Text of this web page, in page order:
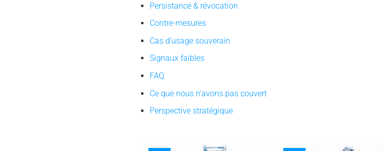
Persistance & révocation
Contre-mesures
Cas d’usage souverain
Signaux faibles
FAQ
Ce que nous n’avons pas couvert
Perspective stratégique